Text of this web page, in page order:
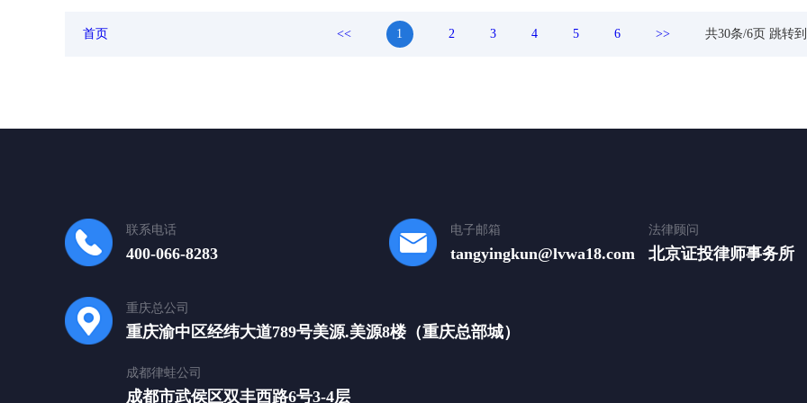
首页 << 1 2 3 4 5 6 >> 共30条/6页 跳转到
联系电话
400-066-8283
电子邮箱
tangyingkun@lvwa18.com
法律顾问
北京证投律师事务所
重庆总公司
重庆渝中区经纬大道789号美源.美源8楼（重庆总部城）
成都律蛙公司
成都市武侯区双丰西路6号3-4层